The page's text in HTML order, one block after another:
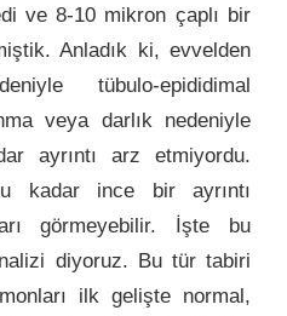
ve 8-10 mikron çaplı bir
Anladık ki, evvelden
tübulo-epididimal
veya darlık nedeniyle
ayrıntı arz etmiyordu.
kadar ince bir ayrıntı
görmeyebilir. İşte bu
diyoruz. Bu tür tabiri
ilk gelişte normal,